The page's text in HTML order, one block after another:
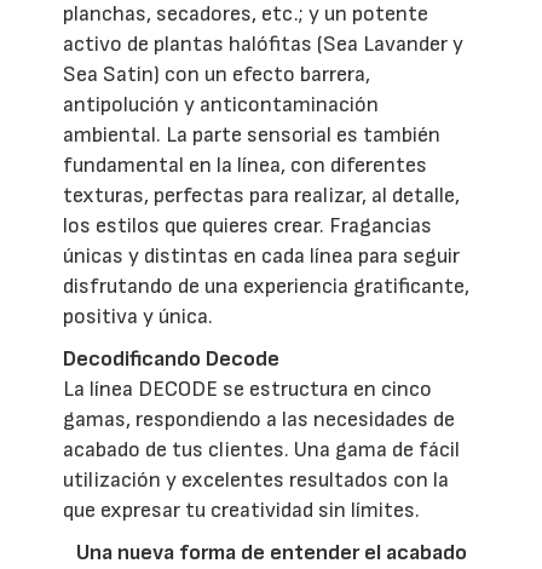
planchas, secadores, etc.; y un potente
activo de plantas halófitas (Sea Lavander y
Sea Satin) con un efecto barrera,
antipolución y anticontaminación
ambiental. La parte sensorial es también
fundamental en la línea, con diferentes
texturas, perfectas para realizar, al detalle,
los estilos que quieres crear. Fragancias
únicas y distintas en cada línea para seguir
disfrutando de una experiencia gratificante,
positiva y única.
Decodificando Decode
La línea DECODE se estructura en cinco
gamas, respondiendo a las necesidades de
acabado de tus clientes. Una gama de fácil
utilización y excelentes resultados con la
que expresar tu creatividad sin límites.
Una nueva forma de entender el acabado